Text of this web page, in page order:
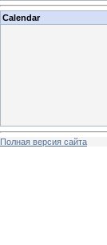
Calendar
Полная версия сайта